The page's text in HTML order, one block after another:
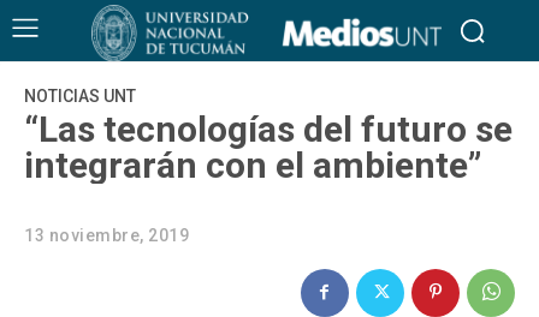
NOTICIAS UNT
“Las tecnologías del futuro se
integrarán con el ambiente”
13 noviembre, 2019